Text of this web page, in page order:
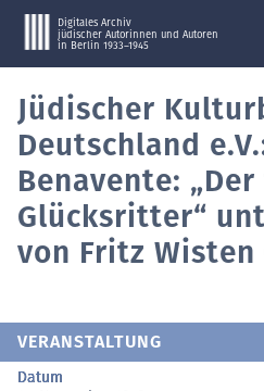
Digitales Archiv
jüdischer Autorinnen und Autoren
in Berlin 1933–1945
Jüdischer
Deutschland
Benavente:
Glücksritter“
von Fritz Wisten
VERANSTALTUNG
Datum